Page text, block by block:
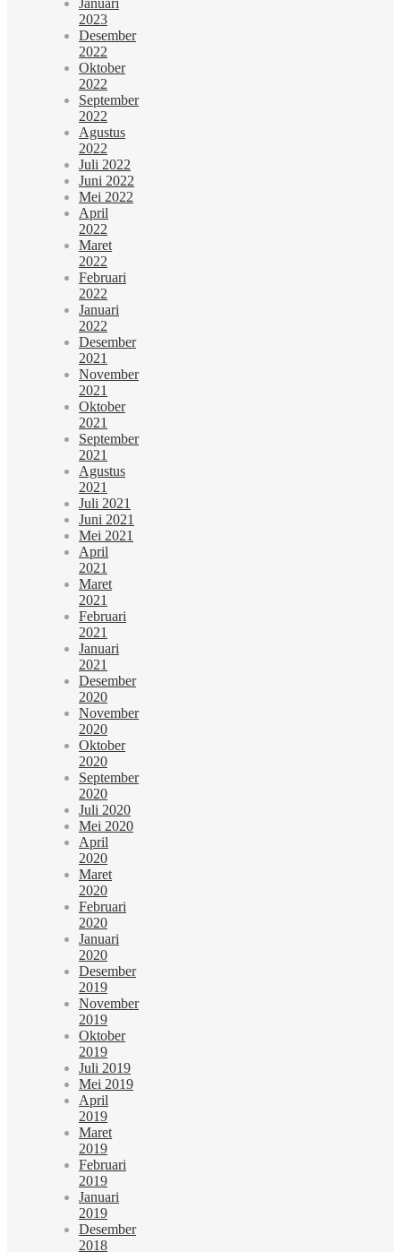
2023
Desember
2022
Oktober
2022
September
2022
Agustus
2022
Juli 2022
Juni 2022
Mei 2022
April
2022
Maret
2022
Februari
2022
Januari
2022
Desember
2021
November
2021
Oktober
2021
September
2021
Agustus
2021
Juli 2021
Juni 2021
Mei 2021
April
2021
Maret
2021
Februari
2021
Januari
2021
Desember
2020
November
2020
Oktober
2020
September
2020
Juli 2020
Mei 2020
April
2020
Maret
2020
Februari
2020
Januari
2020
Desember
2019
November
2019
Oktober
2019
Juli 2019
Mei 2019
April
2019
Maret
2019
Februari
2019
Januari
2019
Desember
2018